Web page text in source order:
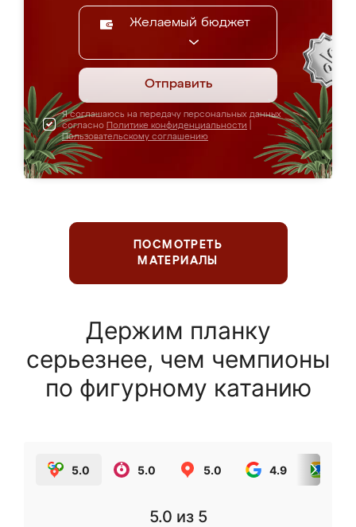
Желаемый бюджет
Отправить
Я соглашаюсь на передачу персональных данных
согласно Политике конфиденциальности
Пользовательскому соглашению
ПОСМОТРЕТЬ
МАТЕРИАЛЫ
Держим планку
серьезнее, чем чемпионы
по фигурному катанию
5.0 5.0 5.0 4.9
5.0 из 5